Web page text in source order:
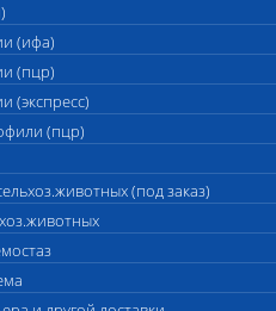
(ифа)
(пцр)
(экспресс)
(пцр)
(под заказ)